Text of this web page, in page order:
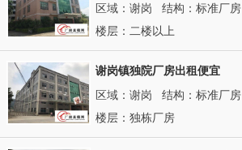
区域：谢岗 结构：标准厂房
楼层：二楼以上
谢岗镇独院厂房出租便宜
区域：谢岗 结构：标准厂房
楼层：独栋厂房